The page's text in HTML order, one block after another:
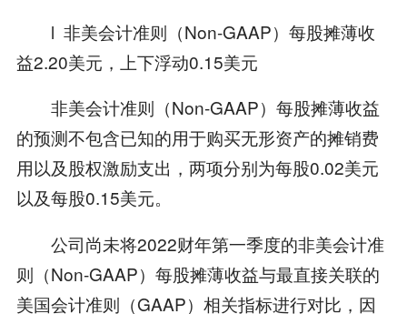
l 非美会计准则（Non-GAAP）每股摊薄收
益2.20美元，上下浮动0.15美元
非美会计准则（Non-GAAP）每股摊薄收益
的预测不包含已知的用于购买无形资产的摊销费
用以及股权激励支出，两项分别为每股0.02美元
以及每股0.15美元。
公司尚未将2022财年第一季度的非美会计准
则（Non-GAAP）每股摊薄收益与最直接关联的
美国会计准则（GAAP）相关指标进行对比，因